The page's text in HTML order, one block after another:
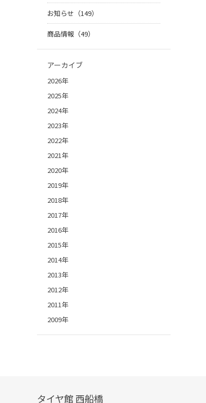
お知らせ（149）
商品情報（49）
アーカイブ
2026年
2025年
2024年
2023年
2022年
2021年
2020年
2019年
2018年
2017年
2016年
2015年
2014年
2013年
2012年
2011年
2009年
タイヤ館 西船橋